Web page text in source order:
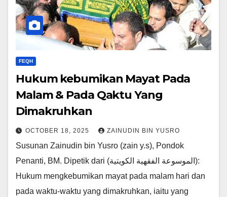
FEQH
Hukum kebumikan Mayat Pada
Malam & Pada Qaktu Yang
Dimakruhkan
OCTOBER 18, 2025 ZAINUDIN BIN YUSRO
Susunan Zainudin bin Yusro (zain y.s), Pondok
Penanti, BM. Dipetik dari (الموسوعة الفقهية الكويتية):
Hukum mengkebumikan mayat pada malam hari dan
pada waktu-waktu yang dimakruhkan, iaitu yang